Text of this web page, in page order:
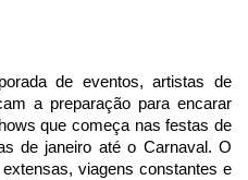
de eventos, artistas de
a preparação para encarar
que começa nas festas de
de janeiro até o Carnaval. O
viagens constantes e